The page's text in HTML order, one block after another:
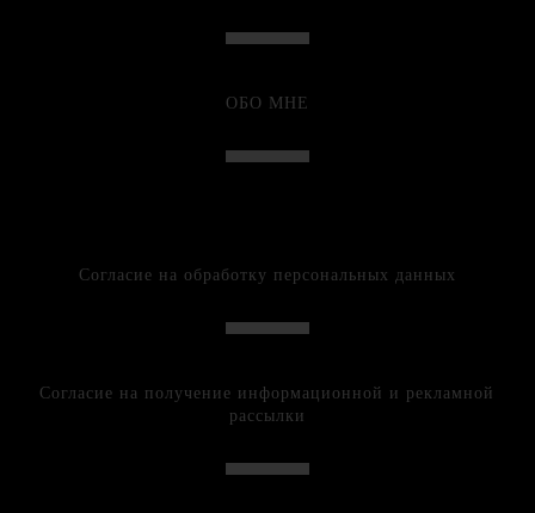
ОБО МНЕ
Согласие на обработку персональных данных
Согласие на получение информационной и рекламной
рассылки